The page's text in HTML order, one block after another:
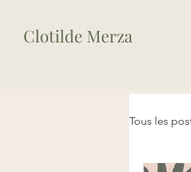
Clotilde Merza
Tous les